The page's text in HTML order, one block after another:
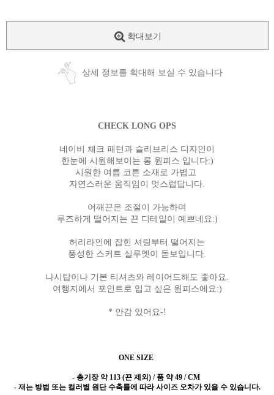
확대보기
상세 정보를 확대해 보실 수 있습니다
CHECK LONG OPS
네이비 체크 패턴과 슬리브리스 디자인이
한눈에 시원해보이는 롱 원피스 입니다:)
시원한 여름 코튼 소재로 가볍고
자연스러운 움직임이 멋스럽답니다.
어깨끈은 조절이 가능하며
루즈하게 떨어지는 끈 디테일이 예쁘네요:)
허리라인에 잡힌 셔링부터 떨어지는
풍성한 스커트 실루엣이 돋보입니다.
나시탑이나 기본 티셔츠와 레이어드해도 좋아요.
여행지에서 포인트로 입고 싶은 원피스에요:)
* 안감 있어요-!
ONE SIZE
- 총기장 약 113 (끈 제외) / 품 약 49 / CM
- 재는 방법 또는 컬러별 원단 수축률에 따라 사이즈 오차가 있을 수 있습니다.